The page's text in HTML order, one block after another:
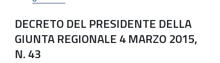
DECRETO DEL PRESIDENTE DELLA
GIUNTA REGIONALE 4 MARZO 2015,
N. 43